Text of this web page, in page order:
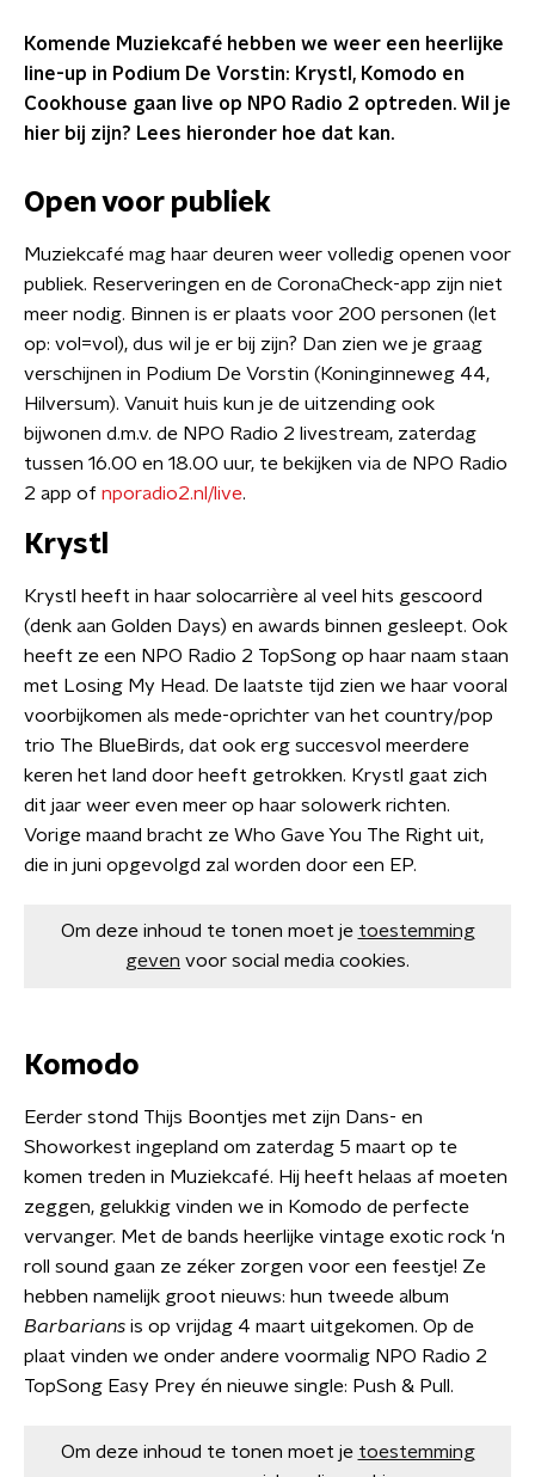
Komende Muziekcafé hebben we weer een heerlijke
line-up in Podium De Vorstin: Krystl, Komodo en
Cookhouse gaan live op NPO Radio 2 optreden. Wil je
hier bij zijn? Lees hieronder hoe dat kan.
Open voor publiek
Muziekcafé mag haar deuren weer volledig openen voor
publiek. Reserveringen en de CoronaCheck-app zijn niet
meer nodig. Binnen is er plaats voor 200 personen (let
op: vol=vol), dus wil je er bij zijn? Dan zien we je graag
verschijnen in Podium De Vorstin (Koninginneweg 44,
Hilversum). Vanuit huis kun je de uitzending ook
bijwonen d.m.v. de NPO Radio 2 livestream, zaterdag
tussen 16.00 en 18.00 uur, te bekijken via de NPO Radio
2 app of nporadio2.nl/live.
Krystl
Krystl heeft in haar solocarrière al veel hits gescoord
(denk aan Golden Days) en awards binnen gesleept. Ook
heeft ze een NPO Radio 2 TopSong op haar naam staan
met Losing My Head. De laatste tijd zien we haar vooral
voorbijkomen als mede-oprichter van het country/pop
trio The BlueBirds, dat ook erg succesvol meerdere
keren het land door heeft getrokken. Krystl gaat zich
dit jaar weer even meer op haar solowerk richten.
Vorige maand bracht ze Who Gave You The Right uit,
die in juni opgevolgd zal worden door een EP.
Om deze inhoud te tonen moet je toestemming
geven voor social media cookies.
Komodo
Eerder stond Thijs Boontjes met zijn Dans- en
Showorkest ingepland om zaterdag 5 maart op te
komen treden in Muziekcafé. Hij heeft helaas af moeten
zeggen, gelukkig vinden we in Komodo de perfecte
vervanger. Met de bands heerlijke vintage exotic rock 'n
roll sound gaan ze zéker zorgen voor een feestje! Ze
hebben namelijk groot nieuws: hun tweede album
Barbarians is op vrijdag 4 maart uitgekomen. Op de
plaat vinden we onder andere voormalig NPO Radio 2
TopSong Easy Prey én nieuwe single: Push & Pull.
Om deze inhoud te tonen moet je toestemming